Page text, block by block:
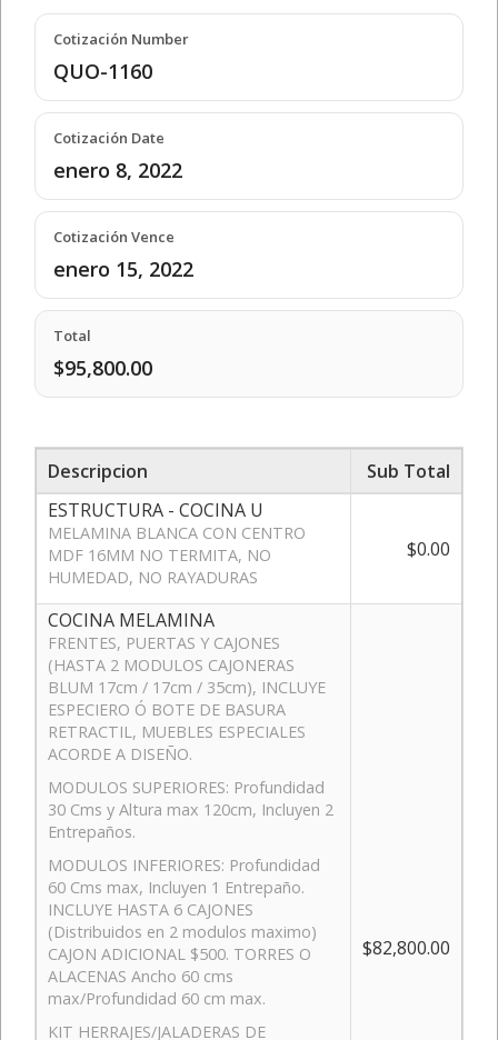
Cotización Number
QUO-1160
Cotización Date
enero 8, 2022
Cotización Vence
enero 15, 2022
Total
$95,800.00
Descripcion
Sub Total
ESTRUCTURA - COCINA U
MELAMINA BLANCA CON CENTRO
MDF 16MM NO TERMITA, NO
HUMEDAD, NO RAYADURAS
$0.00
COCINA MELAMINA
FRENTES, PUERTAS Y CAJONES
(HASTA 2 MODULOS CAJONERAS
BLUM 17cm / 17cm / 35cm), INCLUYE
ESPECIERO Ó BOTE DE BASURA
RETRACTIL, MUEBLES ESPECIALES
ACORDE A DISEÑO.
MODULOS SUPERIORES: Profundidad
30 Cms y Altura max 120cm, Incluyen 2
Entrepaños.
MODULOS INFERIORES: Profundidad
60 Cms max, Incluyen 1 Entrepaño.
INCLUYE HASTA 6 CAJONES
(Distribuidos en 2 modulos maximo)
CAJON ADICIONAL $500. TORRES O
ALACENAS Ancho 60 cms
max/Profundidad 60 cm max.
KIT HERRAJES/JALADERAS DE
$82,800.00